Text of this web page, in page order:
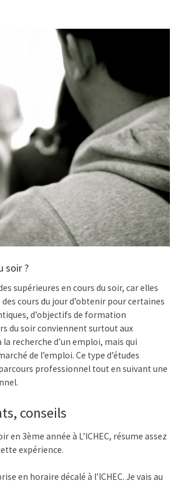
soir ?
supérieures en cours du soir, car elles
cours du jour d’obtenir pour certaines
d’objectifs de formation
du soir conviennent surtout aux
recherche d’un emploi, mais qui
de l’emploi. Ce type d’études
professionnel tout en suivant une
conseils
3ème année à L’ICHEC, résume assez
expérience.
en horaire décalé à l’ICHEC. Je vais au